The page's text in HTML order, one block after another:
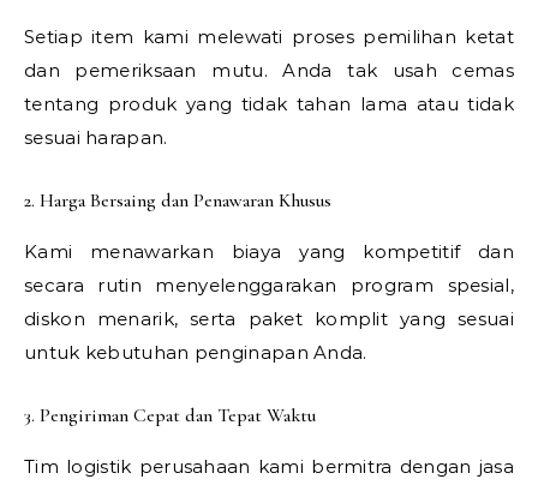
Setiap item kami melewati proses pemilihan ketat
dan pemeriksaan mutu. Anda tak usah cemas
tentang produk yang tidak tahan lama atau tidak
sesuai harapan.
2. Harga Bersaing dan Penawaran Khusus
Kami menawarkan biaya yang kompetitif dan
secara rutin menyelenggarakan program spesial,
diskon menarik, serta paket komplit yang sesuai
untuk kebutuhan penginapan Anda.
3. Pengiriman Cepat dan Tepat Waktu
Tim logistik perusahaan kami bermitra dengan jasa